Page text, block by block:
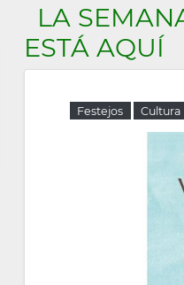
LA
ESTÁ AQUÍ
Festejos Cultura